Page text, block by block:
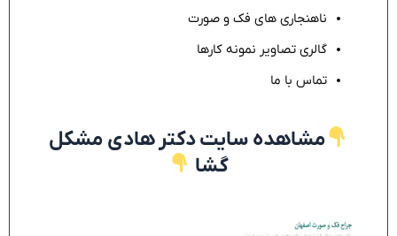
ناهنجاری های فک و صورت
گالری تصاویر نمونه کارها
تماس با ما
مشاهده سایت دکتر هادی مشکل
گشا